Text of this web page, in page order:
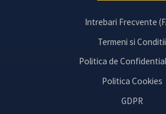
Intrebari Frecvente
Termeni si Conditii
Politica de
Politica Cookies
GDPR